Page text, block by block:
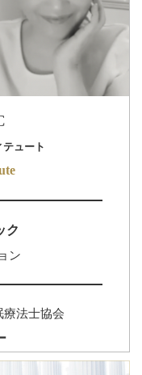
ュート
ク
ン
療法士協会